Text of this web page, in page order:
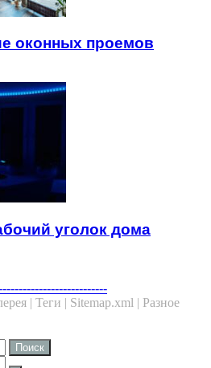
оконных проемов
уголок дома
| Теги | Sitemap.xml | Разное